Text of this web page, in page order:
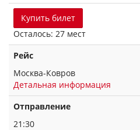
Купить билет
Осталось: 27 мест
Рейс
Москва-Ковров
Детальная информация
Отправление
21:30